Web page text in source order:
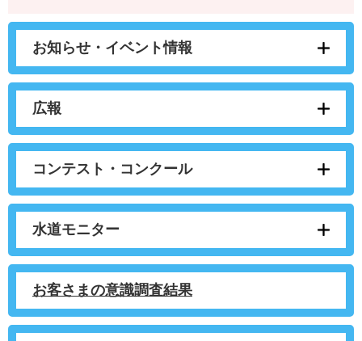
お知らせ・イベント情報
広報
コンテスト・コンクール
水道モニター
お客さまの意識調査結果